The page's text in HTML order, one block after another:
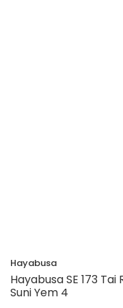
Hayabusa
Hayabusa SE 173
Suni Yem 4